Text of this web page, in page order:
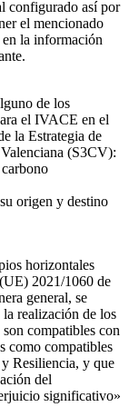
configurado así por
el mencionado
la información
de los
el IVACE en el
la Estrategia de
(S3CV):
origen y destino
horizontales
2021/1060 de
general, se
la realización de los
compatibles con
como compatibles
Resiliencia, y que
del
significativo»